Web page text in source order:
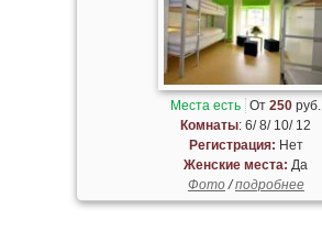
Места есть От250 руб.
Комнаты: 6/ 8/ 10/ 12
Регистрация: Нет
Женские места: Да
Фото/подробнее